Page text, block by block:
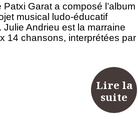
Garat a composé l’album
musical ludo-éducatif
Andrieu est la marraine
14 chansons, interprétées par
Lire la
suite